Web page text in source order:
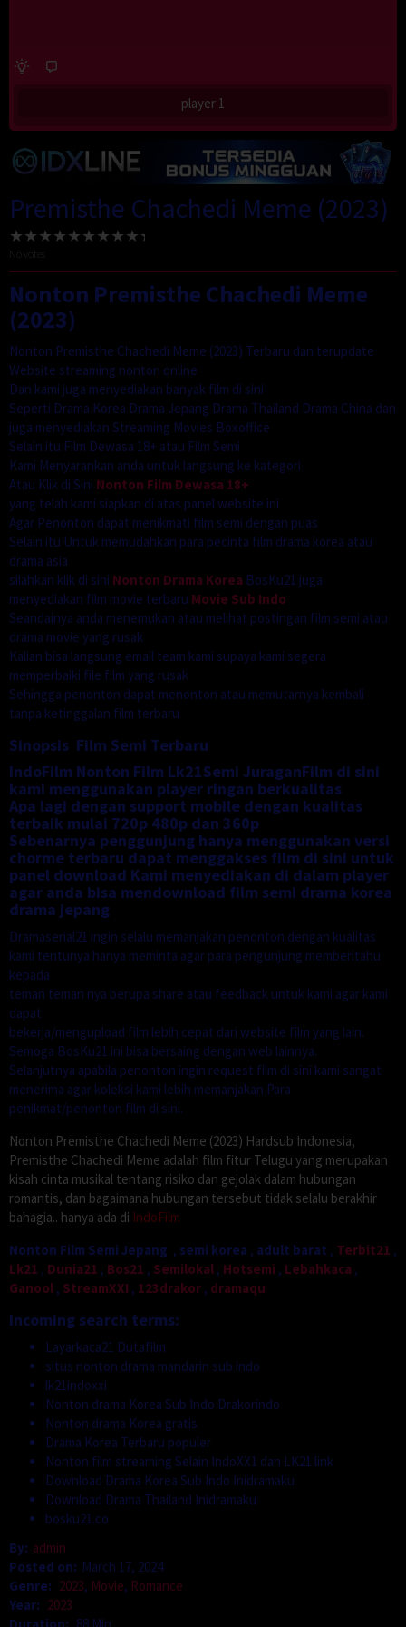
player 1
Premisthe Chachedi Meme (2023)
Nonton Premisthe Chachedi Meme
(2023)
Nonton Premisthe Chachedi Meme (2023) Terbaru dan terupdate
Website streaming nonton online
Dan kami juga menyediakan banyak film di sini
Seperti Drama Korea Drama Jepang Drama Thailand Drama China dan
juga menyediakan Streaming Movies Boxoffice
Selain itu Film Dewasa 18+ atau Film Semi
Kami Menyarankan anda untuk langsung ke kategori
Atau Klik di Sini Nonton Film Dewasa 18+
yang telah kami siapkan di atas panel website ini
Agar Penonton dapat menikmati film semi dengan puas
Selain itu Untuk memudahkan para pecinta film drama korea atau
drama asia
silahkan klik di sini Nonton Drama Korea BosKu21 juga
menyediakan film movie terbaru Movie Sub Indo
Seandainya anda menemukan atau melihat postingan film semi atau
drama movie yang rusak
Kalian bisa langsung email team kami supaya kami segera
memperbaiki file film yang rusak
Sehingga penonton dapat menonton atau memutarnya kembali
tanpa ketinggalan film terbaru
Sinopsis Film Semi Terbaru
IndoFilm Nonton Film Lk21Semi JuraganFilm di sini
kami menggunakan player ringan berkualitas
Apa lagi dengan support mobile dengan kualitas
terbaik mulai 720p 480p dan 360p
Sebenarnya penggunjung hanya menggunakan versi
chorme terbaru dapat menggakses film di sini untuk
panel download Kami menyediakan di dalam player
agar anda bisa mendownload film semi drama korea
drama jepang
Dramaserial21 ingin selalu memanjakan penonton dengan kualitas
kami tentunya hanya meminta agar para pengunjung memberitahu
kepada
teman teman nya berupa share atau feedback untuk kami agar kami
dapat
bekerja/mengupload film lebih cepat dari website film yang lain.
Semoga BosKu21 ini bisa bersaing dengan web lainnya.
Selanjutnya apabila penonton ingin request film di sini kami sangat
menerima agar koleksi kami lebih memanjakan Para
penikmat/penonton film di sini.
Nonton Premisthe Chachedi Meme (2023) Hardsub Indonesia,
Premisthe Chachedi Meme adalah film fitur Telugu yang merupakan
kisah cinta musikal tentang risiko dan gejolak dalam hubungan
romantis, dan bagaimana hubungan tersebut tidak selalu berakhir
bahagia.. hanya ada di IndoFilm
Nonton Film Semi Jepang , semi korea , adult barat , Terbit21 ,
Lk21 , Dunia21 , Bos21 , Semilokal , Hotsemi , Lebahkaca ,
Ganool , StreamXXI , 123drakor , dramaqu
Incoming search terms:
Layarkaca21 Dutafilm
situs nonton drama mandarin sub indo
lk21indoxxi
Nonton drama Korea Sub Indo Drakorindo
Nonton drama Korea gratis
Drama Korea Terbaru populer
Nonton film streaming Selain IndoXX1 dan LK21 link
Download Drama Korea Sub Indo Inidramaku
Download Drama Thailand Inidramaku
bosku21.co
By: admin
Posted on: March 17, 2024
Genre: 2023, Movie, Romance
Year: 2023